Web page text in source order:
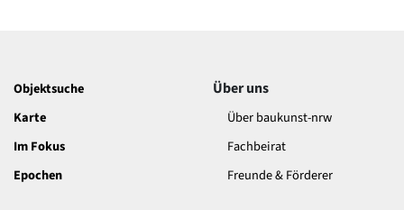
Objektsuche
Karte
Im Fokus
Epochen
Über uns
Über baukunst-nrw
Fachbeirat
Freunde & Förderer